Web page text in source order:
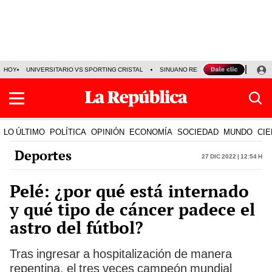
HOY UNIVERSITARIO VS SPORTING CRISTAL SINUANO RESULTADOS HOY
LO ÚLTIMO POLÍTICA OPINIÓN ECONOMÍA SOCIEDAD MUNDO
Deportes 27 Dic 2022 | 12:54 h
Pelé: ¿por qué está internado
y qué tipo de cáncer padece el
astro del fútbol?
Tras ingresar a hospitalización de manera
repentina, el tres veces campeón mundial